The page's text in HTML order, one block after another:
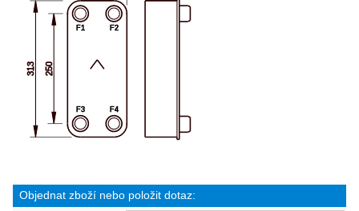
Objednat zboží nebo položit dotaz: